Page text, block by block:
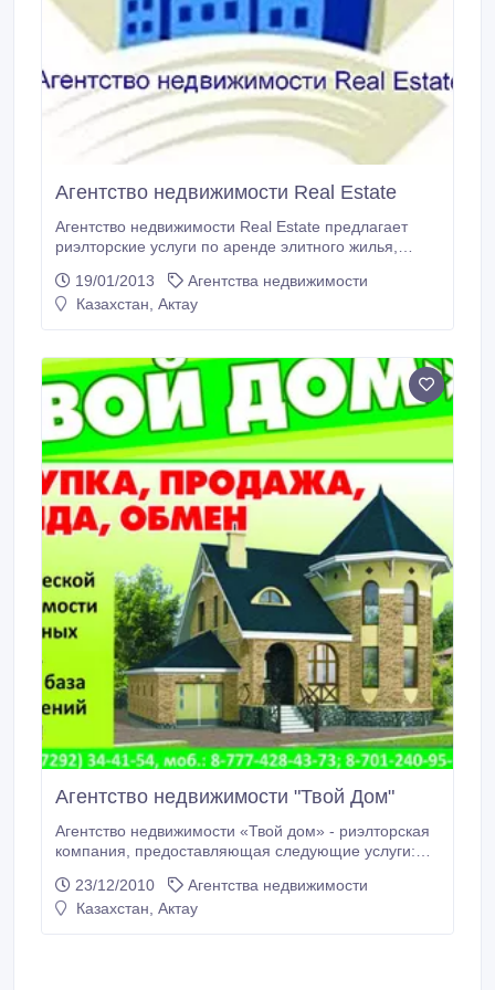
Агентство недвижимости Real Estate
Агентство недвижимости Real Estate предлагает
риэлторские услуги по аренде элитного жилья,
жилья.земельных участков и коммерческих
объектов недвижимости. Приглашает
сотрудничества.
19/01/2013
Агентства недвижимости
Казахстан, Актау
Агентство недвижимости "Твой Дом"
Агентство недвижимости «Твой дом» - риэлторская
компания, предоставляющая следующие услуги:
«Твой дом» предлагает квартиры в Актау. Все виды
риэлторских услуг на вторичном рынке жилья:
23/12/2010
Агентства недвижимости
Казахстан, Актау